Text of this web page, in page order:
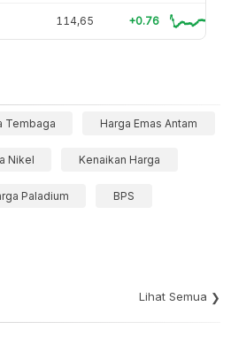
114,65 +0.76
Tembaga Harga Emas Antam
Nikel Kenaikan Harga
Paladium BPS
Lihat Semua